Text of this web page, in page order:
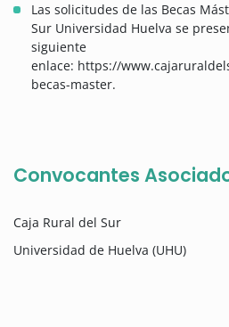
Las solicitudes de las Becas
Sur Universidad Huelva se
siguiente
enlace: https://
becas-master.
Convocantes
Caja Rural del Sur
Universidad de Huelva (UHU)